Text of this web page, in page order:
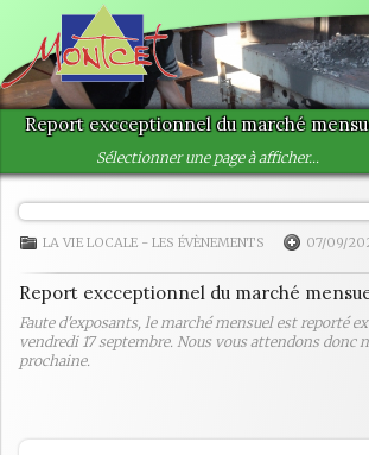
Report excceptionnel du marché
LA VIE LOCALE - LES ÉVÈNEMENTS 07/09/
Report excceptionnel du marché
Faute d'exposants, le marché mensuel est reporté
vendredi 17 septembre. Nous vous attendons donc
prochaine.